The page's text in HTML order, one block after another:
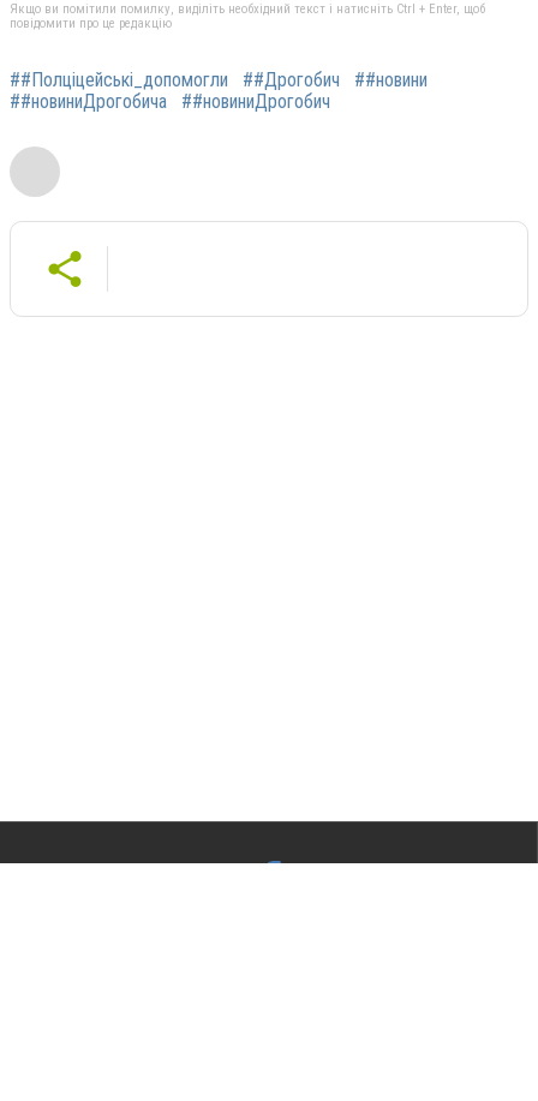
Якщо ви помітили помилку, виділіть необхідний текст і натисніть Ctrl + Enter, щоб
повідомити про це редакцію
##Полціцейські_допомогли ##Дрогобич
##новини
##новиниДрогобича
##новиниДрогобич